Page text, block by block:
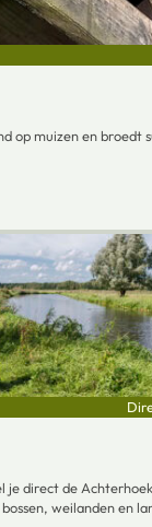
op muizen en broedt
je direct de
weilanden en